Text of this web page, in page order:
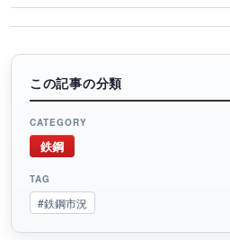
この記事の分類
CATEGORY
鉄鋼
TAG
#鉄鋼市況